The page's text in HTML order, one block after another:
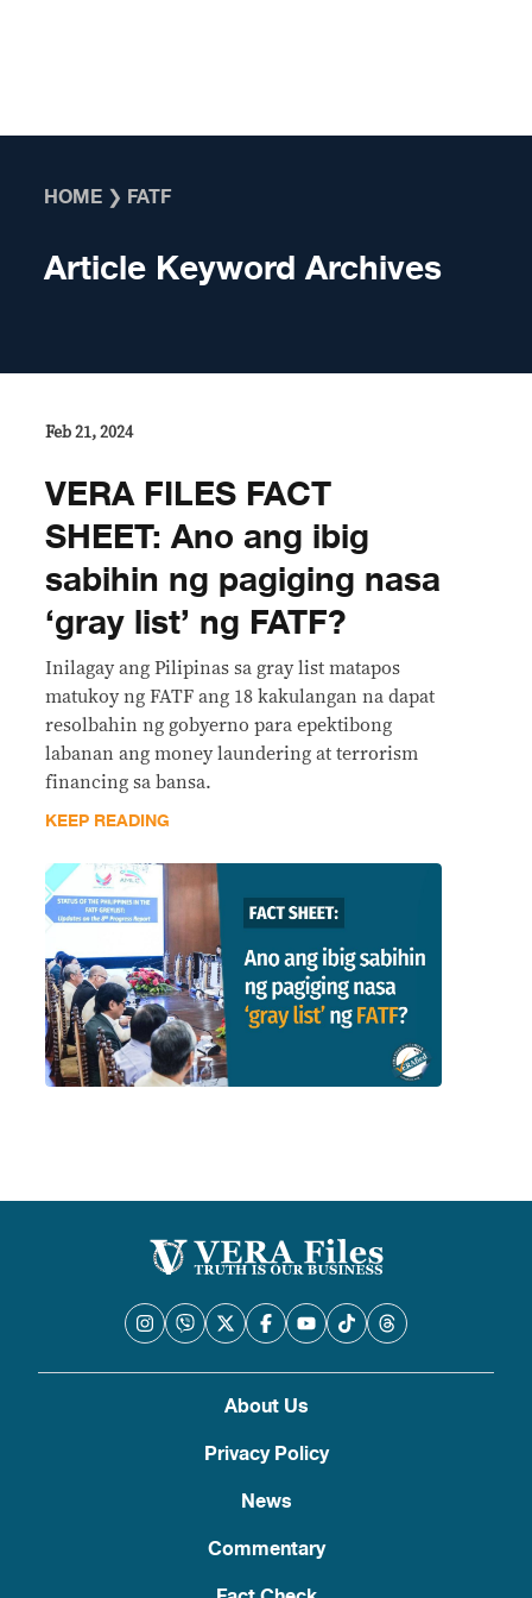
HOME ❯ FATF
Article Keyword Archives
Feb 21, 2024
VERA FILES FACT
SHEET: Ano ang ibig
sabihin ng pagiging nasa
‘gray list’ ng FATF?
Inilagay ang Pilipinas sa gray list matapos
matukoy ng FATF ang 18 kakulangan na dapat
resolbahin ng gobyerno para epektibong
labanan ang money laundering at terrorism
financing sa bansa.
KEEP READING
About Us
Privacy Policy
News
Commentary